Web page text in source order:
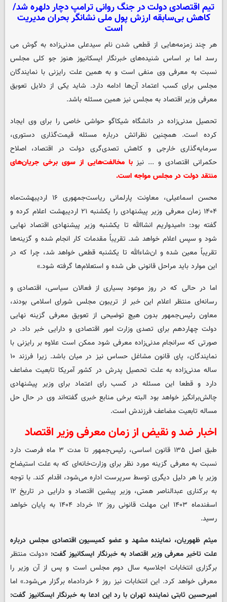
تیم اقتصادی دولت در جنگ روانی ترامپ دچار دلهره شد/
کاهش بی‌سابقه ارزش پول ملی نشانگر بحران مدیریت
است
هر چند زمزمه‌هایی از قطعی شدن نام سیدعلی مدنی‌زاده به گوش می
رسد اما بر اساس شنیده‌های خبرنگار ایسکانیوز هنوز جو کلی مجلس
نسبت به معرفی وی منفی است و به همین علت رایزنی با نمایندگان
مجلس برای کسب اعتماد آن‌ها ادامه دارد. شاید یکی از دلایل تعویق
معرفی وزیر اقتصاد به مجلس نیز همین مسئله باشد.
تحصیل مدنی‌زاده در دانشگاه شیکاگو حواشی خاصی را برای وی ایجاد
کرده است. همچنین نظراتش درباره مسئله قیمت‌گذاری دستوری،
سرمایه‌گذاری خارجی و کاهش تصدی‌گری دولت در اقتصاد، اصلاح
حکمرانی اقتصادی و ... نیزبا مخالفت‌هایی از سوی برخی جریان‌های
منتقد دولت در مجلس مواجه است.
محسن اسماعیلی، معاونت پارلمانی ریاست‌جمهوری ۱۶ اردیبهشت‌ماه
۱۴۰۴ زمان معرفی وزیر پیشنهادی را یکشنبه ۲۱ اردیبهشت اعلام کرده و
گفته بود: «امیدواریم انشاالله تا یکشنبه وزیر پیشنهادی اقتصاد نهایی
شود و سپس اعلام خواهد شد. تقریباً مقدمات کار انجام شده و گزینه‌ها
تقریباً معین شده و ان‌شاءالله تا یکشنبه قطعی خواهد شد، چرا که در
این موارد باید مراحل قانونی طی شده و استعلام‌ها گرفته شود.»
اما در حالی که در روز موعود بسیاری از فعالان سیاسی، اقتصادی و
رسانه‌ای منتظر اعلام این خبر از تریبون مجلس شورای اسلامی بودند،
معاون رئیس‌جمهور بدون هیچ توضیحی از تعویق معرفی گزینه نهایی
دولت چهاردهم برای تصدی وزارت امور اقتصادی و دارایی خبر داد. در
صورتی که سرانجام مدنی‌زاده معرفی شود ممکن است علاوه بر رایزنی با
نمایندگان، پای قانون مشاغل حساس نیز در میان باشد. زیرا فرزند ۱۰
ساله مدنی‌زاده به علت تحصیل پدرش در کشور آمریکا تابعیت مضاعف
دارد و قطعا این مسئله در کسب رای اعتماد برای وزیر پیشنهادی
چالش‌برانگیز خواهد بود البته برخی منابع خبری گفته‌اند وی در حال حل
مساله تابعیت مضاعف فرزندش است.
اخبار ضد و نقیض از زمان معرفی وزیر اقتصاد
طبق اصل ۱۳۵ قانون اساسی، رئیس‌جمهور تا مدت ۳ ماه فرصت دارد
نسبت به معرفی گزینه مورد نظر برای وزارت‌خانه‌ای که به علت استیضاح
وزیر یا هر دلیل دیگری توسط سرپرست اداره می‌شود، اقدام کند. با توجه
به برکناری عبدالناصر همتی، وزیر پیشین اقتصاد و دارایی در تاریخ ۱۲
اسفندماه ۱۴۰۳ این مهلت قانونی روز ۱۲ خرداد ۱۴۰۴ به پایان خواهد
رسید.
میثم ظهوریان، نماینده مشهد و عضو کمیسیون اقتصادی مجلس درباره
علت تاخیر معرفی وزیر اقتصاد به خبرنگار ایسکانیوز گفت: «دولت منتظر
برگزاری انتخابات اجلاسیه سال دوم مجلس است و پس از آن وزیر را
معرفی خواهد کرد. این انتخابات نیز روز ۶ خردادماه برگزار می‌شود.» اما
امیرحسین ثابتی نماینده تهران با رد این ادعا به خبرنگار ایسکانیوز گفت: